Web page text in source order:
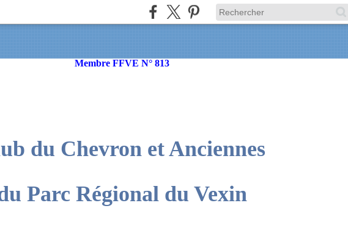
Membre FFVE N° 813
du Chevron et Anciennes
Parc Régional du Vexin